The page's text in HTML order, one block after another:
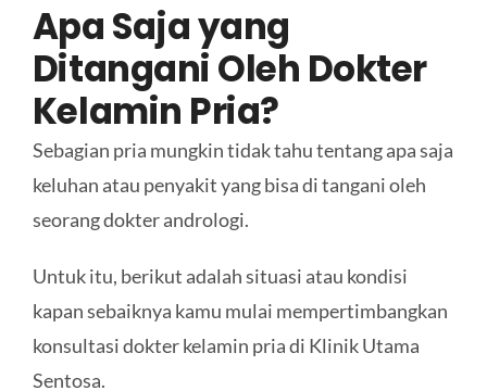
Apa Saja yang
Ditangani Oleh Dokter
Kelamin Pria?
Sebagian pria mungkin tidak tahu tentang apa saja
keluhan atau penyakit yang bisa di tangani oleh
seorang dokter andrologi.
Untuk itu, berikut adalah situasi atau kondisi
kapan sebaiknya kamu mulai mempertimbangkan
konsultasi dokter kelamin pria di Klinik Utama
Sentosa.